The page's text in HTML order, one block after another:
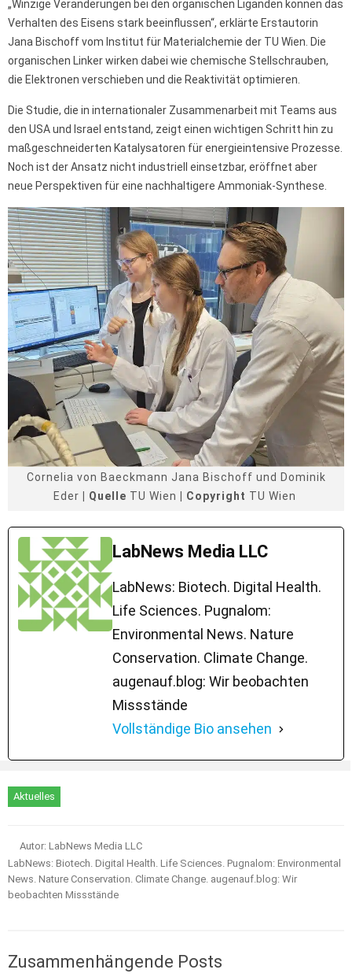
„Winzige Veränderungen bei den organischen Liganden können das
Verhalten des Eisens stark beeinflussen“, erklärte Erstautorin
Jana Bischoff vom Institut für Materialchemie der TU Wien. Die
organischen Linker wirken dabei wie chemische Stellschrauben,
die Elektronen verschieben und die Reaktivität optimieren.
Die Studie, die in internationaler Zusammenarbeit mit Teams aus
den USA und Israel entstand, zeigt einen wichtigen Schritt hin zu
maßgeschneiderten Katalysatoren für energieintensive Prozesse.
Noch ist der Ansatz nicht industriell einsetzbar, eröffnet aber
neue Perspektiven für eine nachhaltigere Ammoniak-Synthese.
Cornelia von Baeckmann Jana Bischoff und Dominik
Eder
| Quelle TU Wien | Copyright TU Wien
LabNews Media LLC
LabNews: Biotech. Digital Health.
Life Sciences. Pugnalom:
Environmental News. Nature
Conservation. Climate Change.
augenauf.blog: Wir beobachten
Missstände
Vollständige Bio ansehen
Aktuelles
Autor: LabNews Media LLC
LabNews: Biotech. Digital Health. Life Sciences. Pugnalom: Environmental
News. Nature Conservation. Climate Change. augenauf.blog: Wir
beobachten Missstände
Zusammenhängende Posts